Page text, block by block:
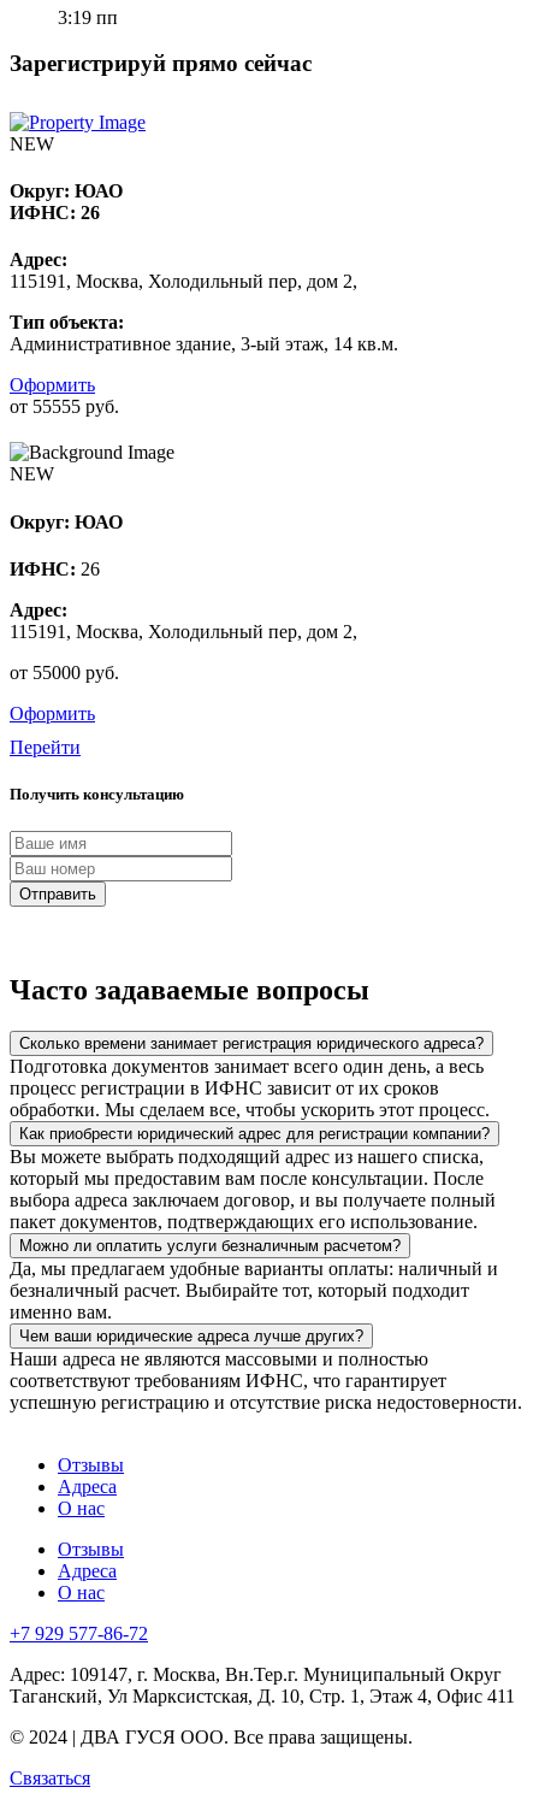
3:19 пп
Зарегистрируй прямо сейчас
NEW
Округ: ЮАО
ИФНС: 26
Адрес:
115191, Москва, Холодильный пер, дом 2,
Тип объекта:
Административное здание, 3-ый этаж, 14 кв.м.
Оформить
от 55555 руб.
NEW
Округ: ЮАО
ИФНС: 26
Адрес:
115191, Москва, Холодильный пер, дом 2,
от 55000 руб.
Оформить
Перейти
Получить консультацию
Отправить
Часто задаваемые вопросы
Сколько времени занимает регистрация юридического адреса?
Подготовка документов занимает всего один день, а весь
процесс регистрации в ИФНС зависит от их сроков
обработки. Мы сделаем все, чтобы ускорить этот процесс.
Как приобрести юридический адрес для регистрации компании?
Вы можете выбрать подходящий адрес из нашего списка,
который мы предоставим вам после консультации. После
выбора адреса заключаем договор, и вы получаете полный
пакет документов, подтверждающих его использование.
Можно ли оплатить услуги безналичным расчетом?
Да, мы предлагаем удобные варианты оплаты: наличный и
безналичный расчет. Выбирайте тот, который подходит
именно вам.
Чем ваши юридические адреса лучше других?
Наши адреса не являются массовыми и полностью
соответствуют требованиям ИФНС, что гарантирует
успешную регистрацию и отсутствие риска недостоверности.
Отзывы
Адреса
О нас
Отзывы
Адреса
О нас
+7 929 577-86-72
Адрес: 109147, г. Москва, Вн.Тер.г. Муниципальный Округ
Таганский, Ул Марксистская, Д. 10, Стр. 1, Этаж 4, Офис 411
© 2024 | ДВА ГУСЯ OOO. Все права защищены.
Связаться